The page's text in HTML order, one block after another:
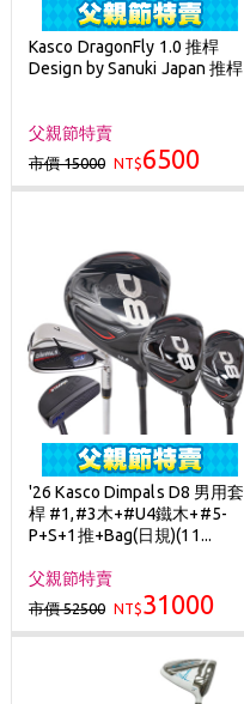
Kasco DragonFly 1.0 推桿
Design by Sanuki Japan 推桿
父親節特賣
市價 15000 NT$6500
'26 Kasco Dimpals D8 男用套
桿 #1,#3木+#U4鐵木+#5-
P+S+1推+Bag(日規)(11...
父親節特賣
市價 52500 NT$31000